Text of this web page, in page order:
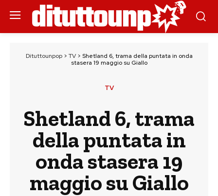
Dituttounpop> TV> Shetland 6, trama della puntata in onda
stasera 19 maggio su Giallo
TV
Shetland 6, trama
della puntata in
onda stasera 19
maggio su Giallo